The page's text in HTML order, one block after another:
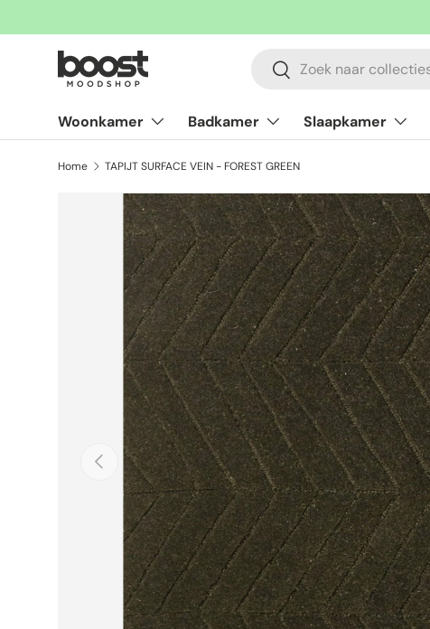
Ga naar inhoud
Zoeken
Zoeken
Woonkamer Badkamer Slaapkamer
Home TAPIJT SURFACE VEIN - FOREST GREEN
Vorige